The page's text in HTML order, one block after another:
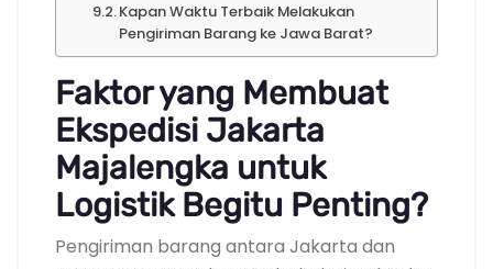
Kapan Waktu Terbaik Melakukan
Pengiriman Barang ke Jawa Barat?
Faktor yang Membuat
Ekspedisi Jakarta
Majalengka untuk
Logistik Begitu Penting?
Pengiriman barang antara Jakarta dan